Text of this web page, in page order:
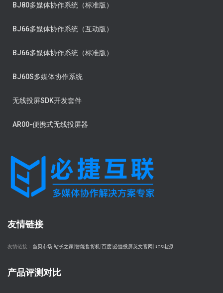
BJ80多媒体协作系统（标准版）
BJ66多媒体协作系统（互动版）
BJ66多媒体协作系统（标准版）
BJ60S多媒体协作系统
无线投屏SDK开发套件
AR00-便携式无线投屏器
友情链接
友情链接： 当贝市场 站长之家 智能售货机 百度 必捷投屏英文官网 ups电源
产品评测对比